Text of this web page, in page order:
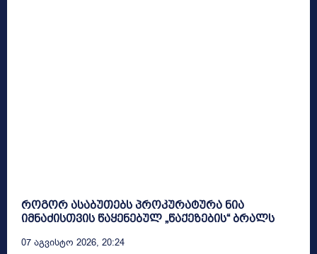
როგორ ასაბუთებს პროკურატურა ნია
იმნაძისთვის წაყენებულ „წაქეზების“ ბრალს
07 Აგვისტო 2026, 20:24